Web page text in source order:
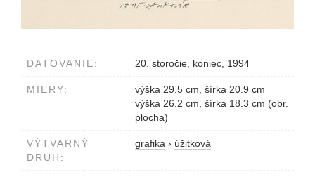
DATOVANIE: 20. storočie, koniec, 1994
MIERY:
výška 29.5 cm, šírka 20.9 cm
výška 26.2 cm, šírka 18.3 cm (obr.
plocha)
VÝTVARNÝ
DRUH:
grafika › úžitková